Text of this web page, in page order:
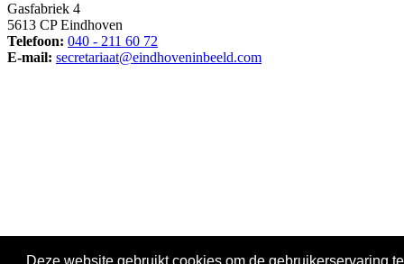
Deze website gebruikt cookies om de gebruikerservaring
Gasfabriek 4
5613 CP Eindhoven
Telefoon: 040 - 211 60 72
E-mail: secretariaat@eindhoveninbeeld.com